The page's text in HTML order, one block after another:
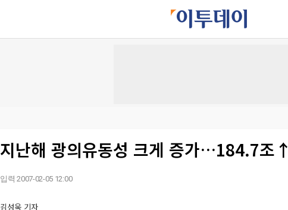
지난해 광의유동성 크게 증가…184.7조↑
입력 2007-02-05 12:00
김성욱 기자